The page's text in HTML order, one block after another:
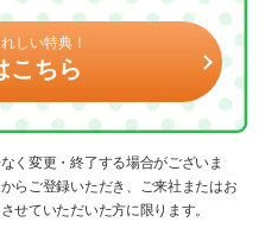
しい特典！
こちら
く変更・終了する場合がございま
らご登録いただき、ご来社またはお
せていただいた方に限ります。